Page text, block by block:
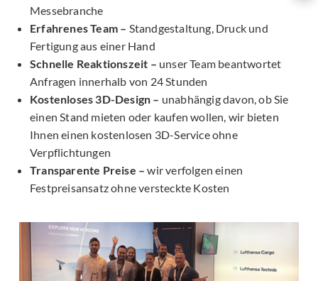
Messebranche
Erfahrenes Team – Standgestaltung, Druck und
Fertigung aus einer Hand
Schnelle Reaktionszeit – unser Team beantwortet
Anfragen innerhalb von 24 Stunden
Kostenloses 3D-Design – unabhängig davon, ob Sie
einen Stand mieten oder kaufen wollen, wir bieten
Ihnen einen kostenlosen 3D-Service ohne
Verpflichtungen
Transparente Preise – wir verfolgen einen
Festpreisansatz ohne versteckte Kosten